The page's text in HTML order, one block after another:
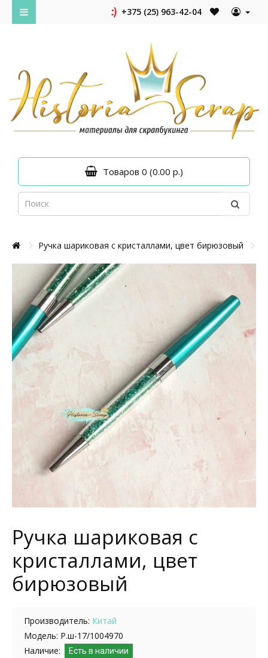
+375 (25) 963-42-04
Товаров 0 (0.00 р.)
Ручка шариковая с кристаллами, цвет бирюзовый
Ручка шариковая с
кристаллами, цвет
бирюзовый
Производитель: Китай
Модель: Р.ш-17/1004970
Наличие:
Есть в наличии